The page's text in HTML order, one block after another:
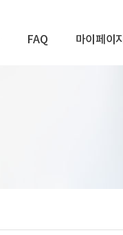
FAQ 마이페이지